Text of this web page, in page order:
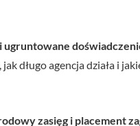
ugruntowane
długo agencja działa i
zasięg i placement